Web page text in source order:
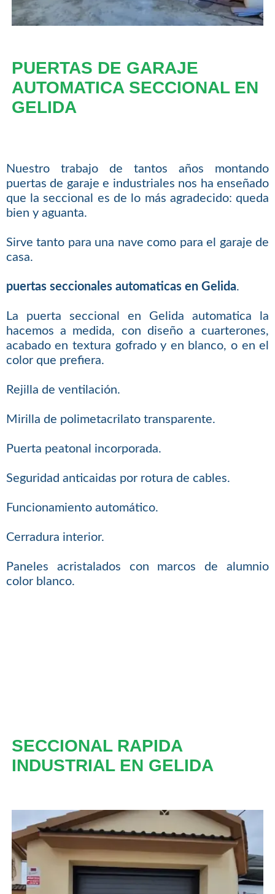
PUERTAS DE GARAJE
AUTOMATICA SECCIONAL EN
GELIDA
Nuestro trabajo de tantos años montando
puertas de garaje e industriales nos ha enseñado
que la seccional es de lo más agradecido: queda
bien y aguanta.
Sirve tanto para una nave como para el garaje de
casa.
puertas seccionales automaticas en Gelida.
La puerta seccional en Gelida automatica la
hacemos a medida, con diseño a cuarterones,
acabado en textura gofrado y en blanco, o en el
color que prefiera.
Rejilla de ventilación.
Mirilla de polimetacrilato transparente.
Puerta peatonal incorporada.
Seguridad anticaidas por rotura de cables.
Funcionamiento automático.
Cerradura interior.
Paneles acristalados con marcos de alumnio
color blanco.
SECCIONAL RAPIDA
INDUSTRIAL EN GELIDA